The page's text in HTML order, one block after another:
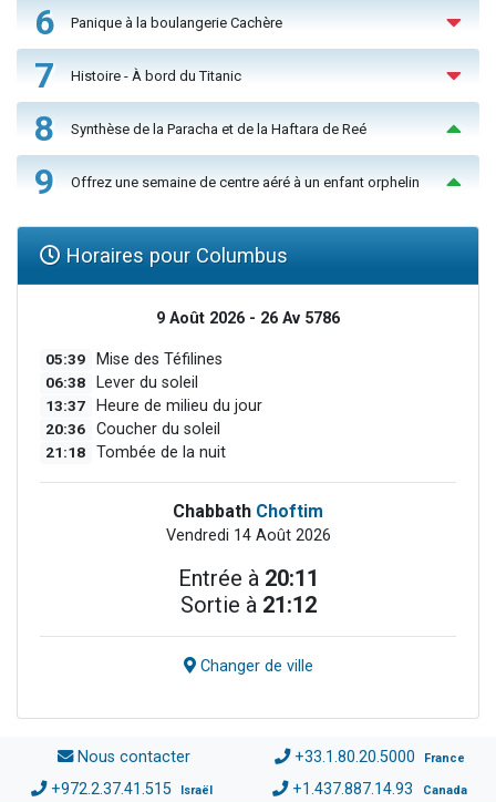
6 Panique à la boulangerie Cachère
7 Histoire - À bord du Titanic
8 Synthèse de la Paracha et de la Haftara de Reé
9 Offrez une semaine de centre aéré à un enfant orphelin
Horaires pour Columbus
9 Août 2026 - 26 Av 5786
05:39 Mise des Téfilines
06:38 Lever du soleil
13:37 Heure de milieu du jour
20:36 Coucher du soleil
21:18 Tombée de la nuit
Chabbath Choftim
Vendredi 14 Août 2026
Entrée à 20:11
Sortie à 21:12
Changer de ville
Nous contacter +33.1.80.20.5000 France
+972.2.37.41.515 Israël +1.437.887.14.93 Canada